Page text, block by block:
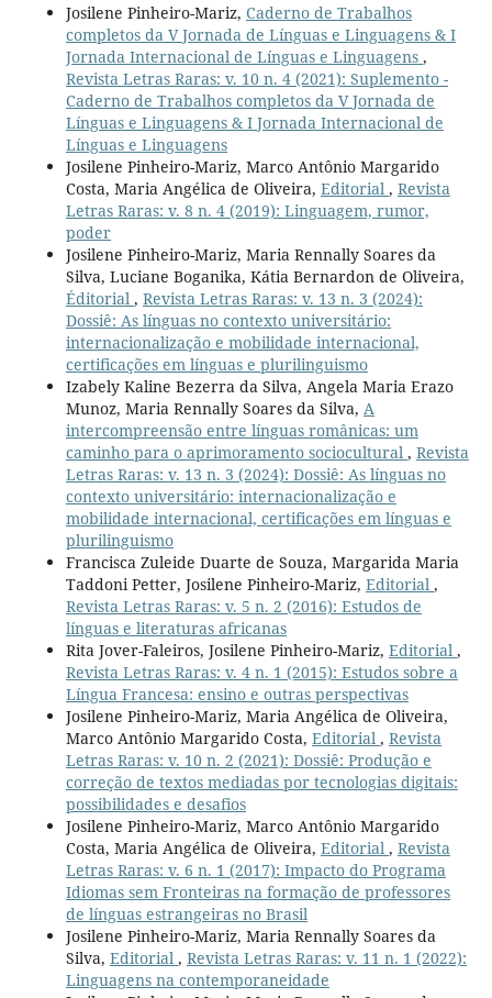
Josilene Pinheiro-Mariz, Caderno de Trabalhos
completos da V Jornada de Línguas e Linguagens & I
Jornada Internacional de Línguas e Linguagens ,
Revista Letras Raras: v. 10 n. 4 (2021): Suplemento -
Caderno de Trabalhos completos da V Jornada de
Línguas e Linguagens & I Jornada Internacional de
Línguas e Linguagens
Josilene Pinheiro-Mariz, Marco Antônio Margarido
Costa, Maria Angélica de Oliveira, Editorial , Revista
Letras Raras: v. 8 n. 4 (2019): Linguagem, rumor,
poder
Josilene Pinheiro-Mariz, Maria Rennally Soares da
Silva, Luciane Boganika, Kátia Bernardon de Oliveira,
Éditorial , Revista Letras Raras: v. 13 n. 3 (2024):
Dossiê: As línguas no contexto universitário:
internacionalização e mobilidade internacional,
certificações em línguas e plurilinguismo
Izabely Kaline Bezerra da Silva, Angela Maria Erazo
Munoz, Maria Rennally Soares da Silva, A
intercompreensão entre línguas românicas: um
caminho para o aprimoramento sociocultural , Revista
Letras Raras: v. 13 n. 3 (2024): Dossiê: As línguas no
contexto universitário: internacionalização e
mobilidade internacional, certificações em línguas e
plurilinguismo
Francisca Zuleide Duarte de Souza, Margarida Maria
Taddoni Petter, Josilene Pinheiro-Mariz, Editorial ,
Revista Letras Raras: v. 5 n. 2 (2016): Estudos de
línguas e literaturas africanas
Rita Jover-Faleiros, Josilene Pinheiro-Mariz, Editorial ,
Revista Letras Raras: v. 4 n. 1 (2015): Estudos sobre a
Língua Francesa: ensino e outras perspectivas
Josilene Pinheiro-Mariz, Maria Angélica de Oliveira,
Marco Antônio Margarido Costa, Editorial , Revista
Letras Raras: v. 10 n. 2 (2021): Dossiê: Produção e
correção de textos mediadas por tecnologias digitais:
possibilidades e desafios
Josilene Pinheiro-Mariz, Marco Antônio Margarido
Costa, Maria Angélica de Oliveira, Editorial , Revista
Letras Raras: v. 6 n. 1 (2017): Impacto do Programa
Idiomas sem Fronteiras na formação de professores
de línguas estrangeiras no Brasil
Josilene Pinheiro-Mariz, Maria Rennally Soares da
Silva, Editorial , Revista Letras Raras: v. 11 n. 1 (2022):
Linguagens na contemporaneidade